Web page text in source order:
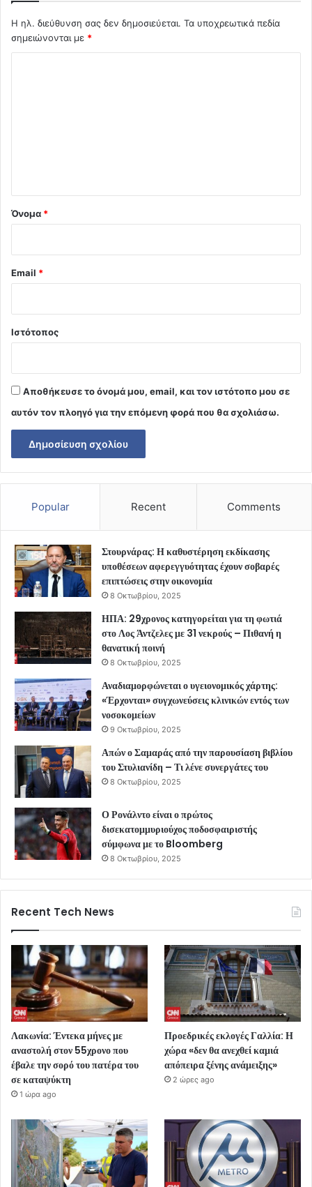
Η ηλ. διεύθυνση σας δεν δημοσιεύεται. Τα υποχρεωτικά πεδία
σημειώνονται με *
Όνομα *
Email *
Ιστότοπος
Αποθήκευσε το όνομά μου, email, και τον ιστότοπο μου σε
αυτόν τον πλοηγό για την επόμενη φορά που θα σχολιάσω.
Popular Recent Comments
Στουρνάρας: Η καθυστέρηση εκδίκασης
υποθέσεων αφερεγγυότητας έχουν σοβαρές
επιπτώσεις στην οικονομία
8 Οκτωβρίου, 2025
ΗΠΑ: 29χρονος κατηγορείται για τη φωτιά
στο Λος Άντζελες με 31 νεκρούς – Πιθανή η
θανατική ποινή
8 Οκτωβρίου, 2025
Αναδιαμορφώνεται ο υγειονομικός χάρτης:
«Έρχονται» συγχωνεύσεις κλινικών εντός των
νοσοκομείων
9 Οκτωβρίου, 2025
Απών ο Σαμαράς από την παρουσίαση βιβλίου
του Στυλιανίδη – Τι λένε συνεργάτες του
8 Οκτωβρίου, 2025
Ο Ρονάλντο είναι ο πρώτος
δισεκατομμυριούχος ποδοσφαιριστής
σύμφωνα με το Bloomberg
8 Οκτωβρίου, 2025
Recent Tech News
Λακωνία: Έντεκα μήνες με
αναστολή στον 55χρονο που
έβαλε την σορό του πατέρα του
σε καταψύκτη
1 ώρα ago
Προεδρικές εκλογές Γαλλία: Η
χώρα «δεν θα ανεχθεί καμιά
απόπειρα ξένης ανάμειξης»
2 ώρες ago